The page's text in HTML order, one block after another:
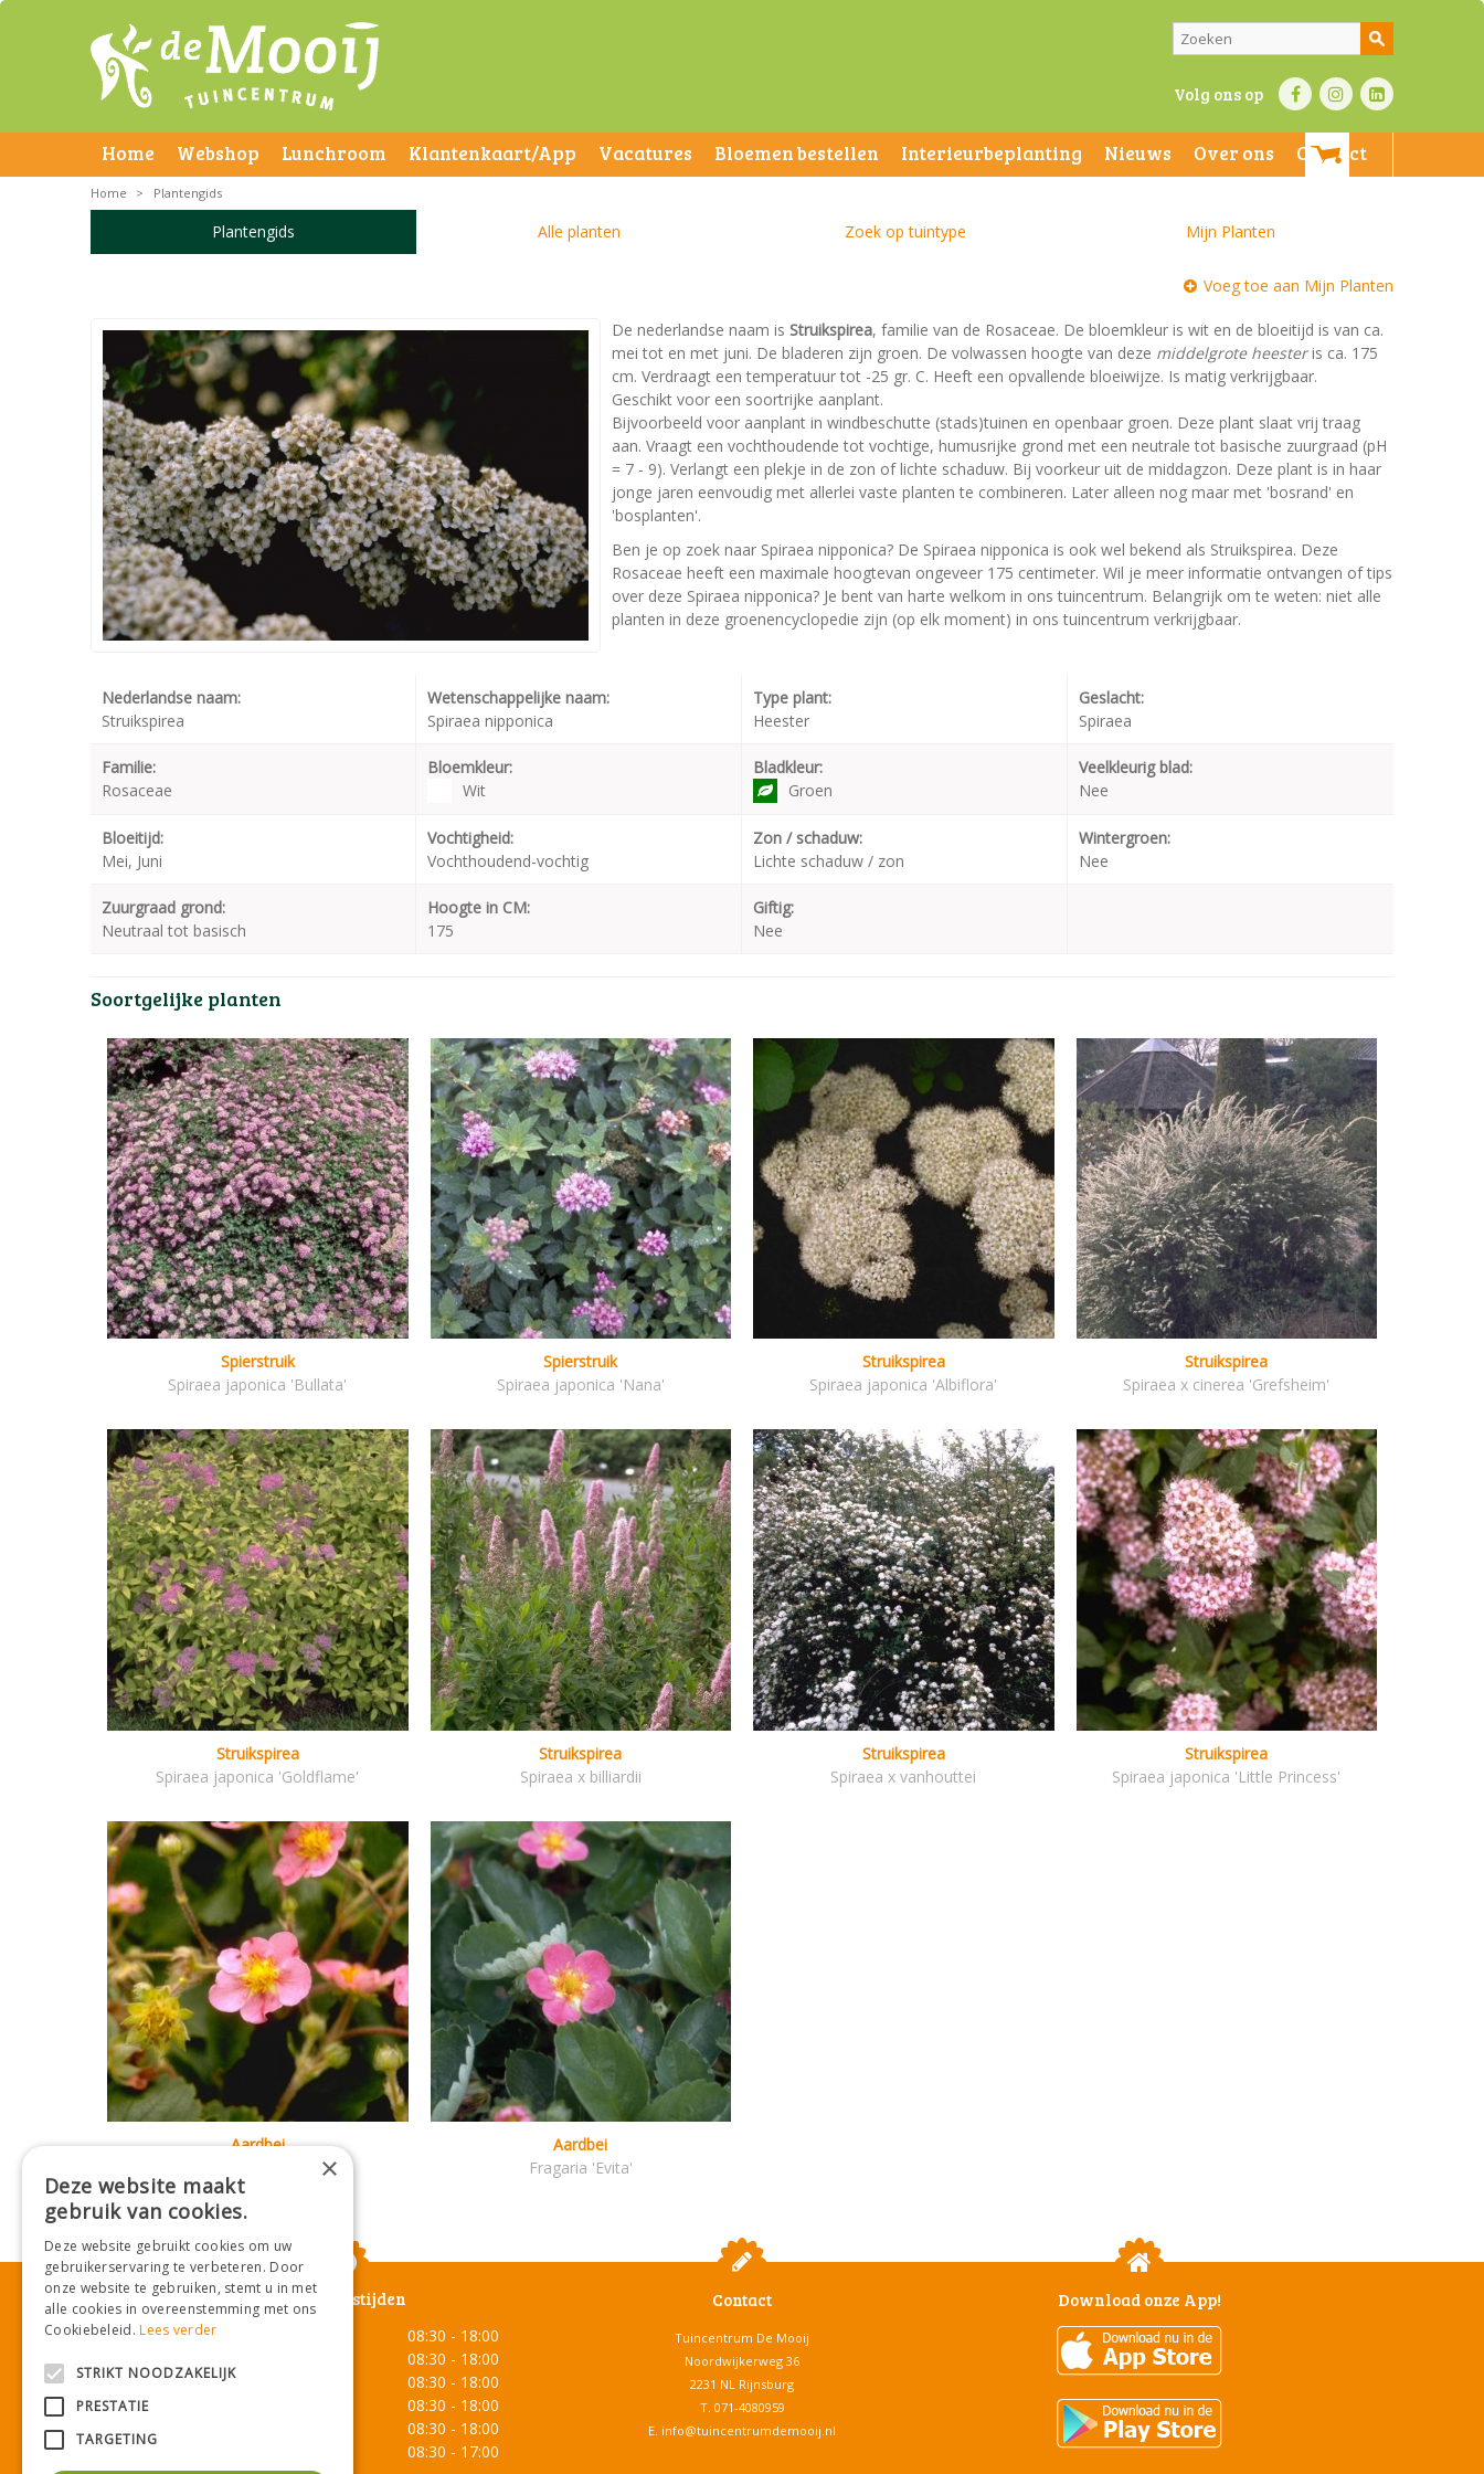
Volg ons op
Home Webshop Lunchroom Klantenkaart/App Vacatures Bloemen bestellen Interieurbeplanting Nieuws Over ons Contact
Home > Plantengids
Plantengids Alle planten Zoek op tuintype Mijn Planten
Voeg toe aan Mijn Planten
De nederlandse naam is Struikspirea, familie van de Rosaceae. De bloemkleur is wit en de bloeitijd is van ca.
mei tot en met juni. De bladeren zijn groen. De volwassen hoogte van deze middelgrote heesteris ca. 175
cm. Verdraagt een temperatuur tot -25 gr. C. Heeft een opvallende bloeiwijze. Is matig verkrijgbaar.
Geschikt voor een soortrijke aanplant.
Bijvoorbeeld voor aanplant in windbeschutte (stads)tuinen en openbaar groen. Deze plant slaat vrij traag
aan. Vraagt een vochthoudende tot vochtige, humusrijke grond met een neutrale tot basische zuurgraad (pH
= 7 - 9). Verlangt een plekje in de zon of lichte schaduw. Bij voorkeur uit de middagzon. Deze plant is in haar
jonge jaren eenvoudig met allerlei vaste planten te combineren. Later alleen nog maar met 'bosrand' en
'bosplanten'.
Ben je op zoek naar Spiraea nipponica? De Spiraea nipponica is ook wel bekend als Struikspirea. Deze
Rosaceae heeft een maximale hoogtevan ongeveer 175 centimeter. Wil je meer informatie ontvangen of tips
over deze Spiraea nipponica? Je bent van harte welkom in ons tuincentrum. Belangrijk om te weten: niet alle
planten in deze groenencyclopedie zijn (op elk moment) in ons tuincentrum verkrijgbaar.
Nederlandse naam:
Struikspirea
Wetenschappelijke naam:
Spiraea nipponica
Type plant:
Heester
Geslacht:
Spiraea
Familie:
Rosaceae
Bloemkleur:
Wit
Bladkleur:
Groen
Veelkleurig blad:
Nee
Bloeitijd:
Mei, Juni
Vochtigheid:
Vochthoudend-vochtig
Zon / schaduw:
Lichte schaduw / zon
Wintergroen:
Nee
Zuurgraad grond:
Neutraal tot basisch
Hoogte in CM:
175
Giftig:
Nee
Soortgelijke planten
Spierstruik
Spiraea japonica 'Bullata'
Spierstruik
Spiraea japonica 'Nana'
Struikspirea
Spiraea japonica 'Albiflora'
Struikspirea
Spiraea x cinerea 'Grefsheim'
Struikspirea
Spiraea japonica 'Goldflame'
Struikspirea
Spiraea x billiardii
Struikspirea
Spiraea x vanhouttei
Struikspirea
Spiraea japonica 'Little Princess'
Aardbei
Aardbei
Fragaria 'Evita'
Openingstijden
Maandag
08:30 - 18:00
08:30 - 18:00
Woensdag
08:30 - 18:00
08:30 - 18:00
08:30 - 18:00
08:30 - 17:00
Contact
Tuincentrum De Mooij
Noordwijkerweg 36
2231 NL Rijnsburg
T. 071-4080959
E. info@tuincentrumdemooij.nl
Download onze App!
×
Deze website maakt
gebruik van cookies.
Deze website gebruikt cookies om uw
gebruikerservaring te verbeteren. Door
onze website te gebruiken, stemt u in met
alle cookies in overeenstemming met ons
Cookiebeleid.Lees verder
STRIKT NOODZAKELIJK
PRESTATIE
TARGETING